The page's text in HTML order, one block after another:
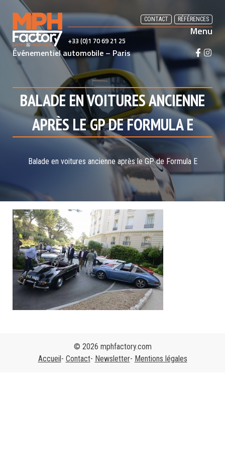
content
CONTACT RÉFÉRENCES
+33 (0)1 70 69 21 25
Menu
Événementiel automobile – Paris
F
e
b
o
o
k
I
t
a
g
a
BALADE EN VOITURES ANCIENNE
APRÈS LE GP DE FORMULA E
Balade en voitures ancienne après le GP de Formula E
© 2026 mphfactory.com
Accueil Contact Newsletter Mentions légales